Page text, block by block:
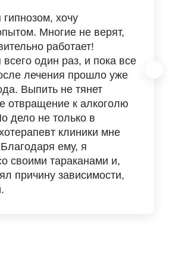
хочу
Многие не верят,
работает!
один раз, и пока все
лечения прошло уже
Выпить не тянет
отвращение к алкоголю
дело не только в
клиники мне
ему, я
своими тараканами и,
причину зависимости,